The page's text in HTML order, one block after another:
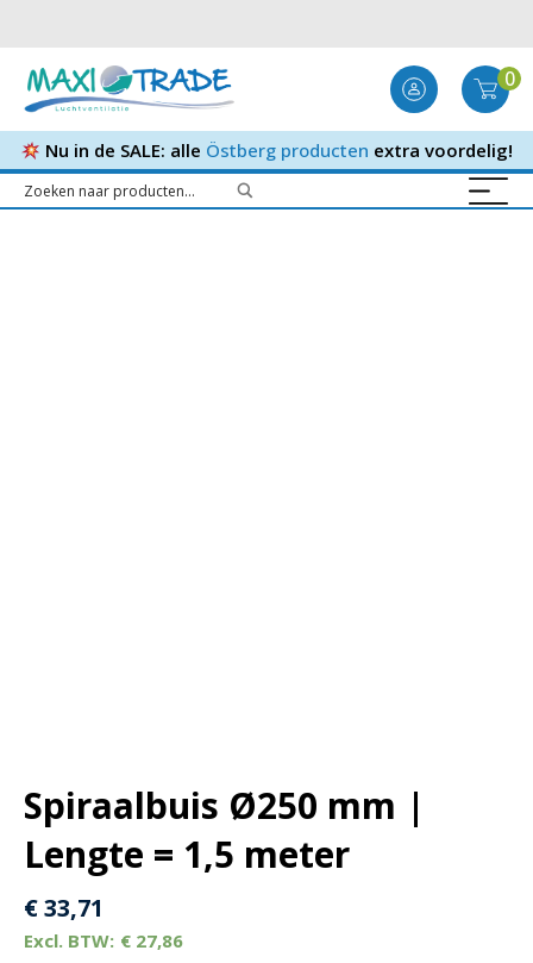
0
Nu in de SALE: alle Östberg producten extra voordelig!
Spiraalbuis Ø250 mm |
Lengte = 1,5 meter
€33,71
€ 27,86